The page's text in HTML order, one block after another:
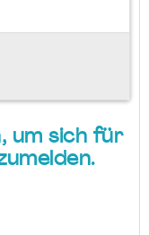
um sich für